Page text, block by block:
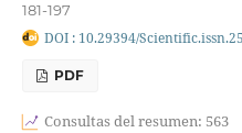
181-197
DOI : 10.29394/
PDF
Consultas del resumen: 563